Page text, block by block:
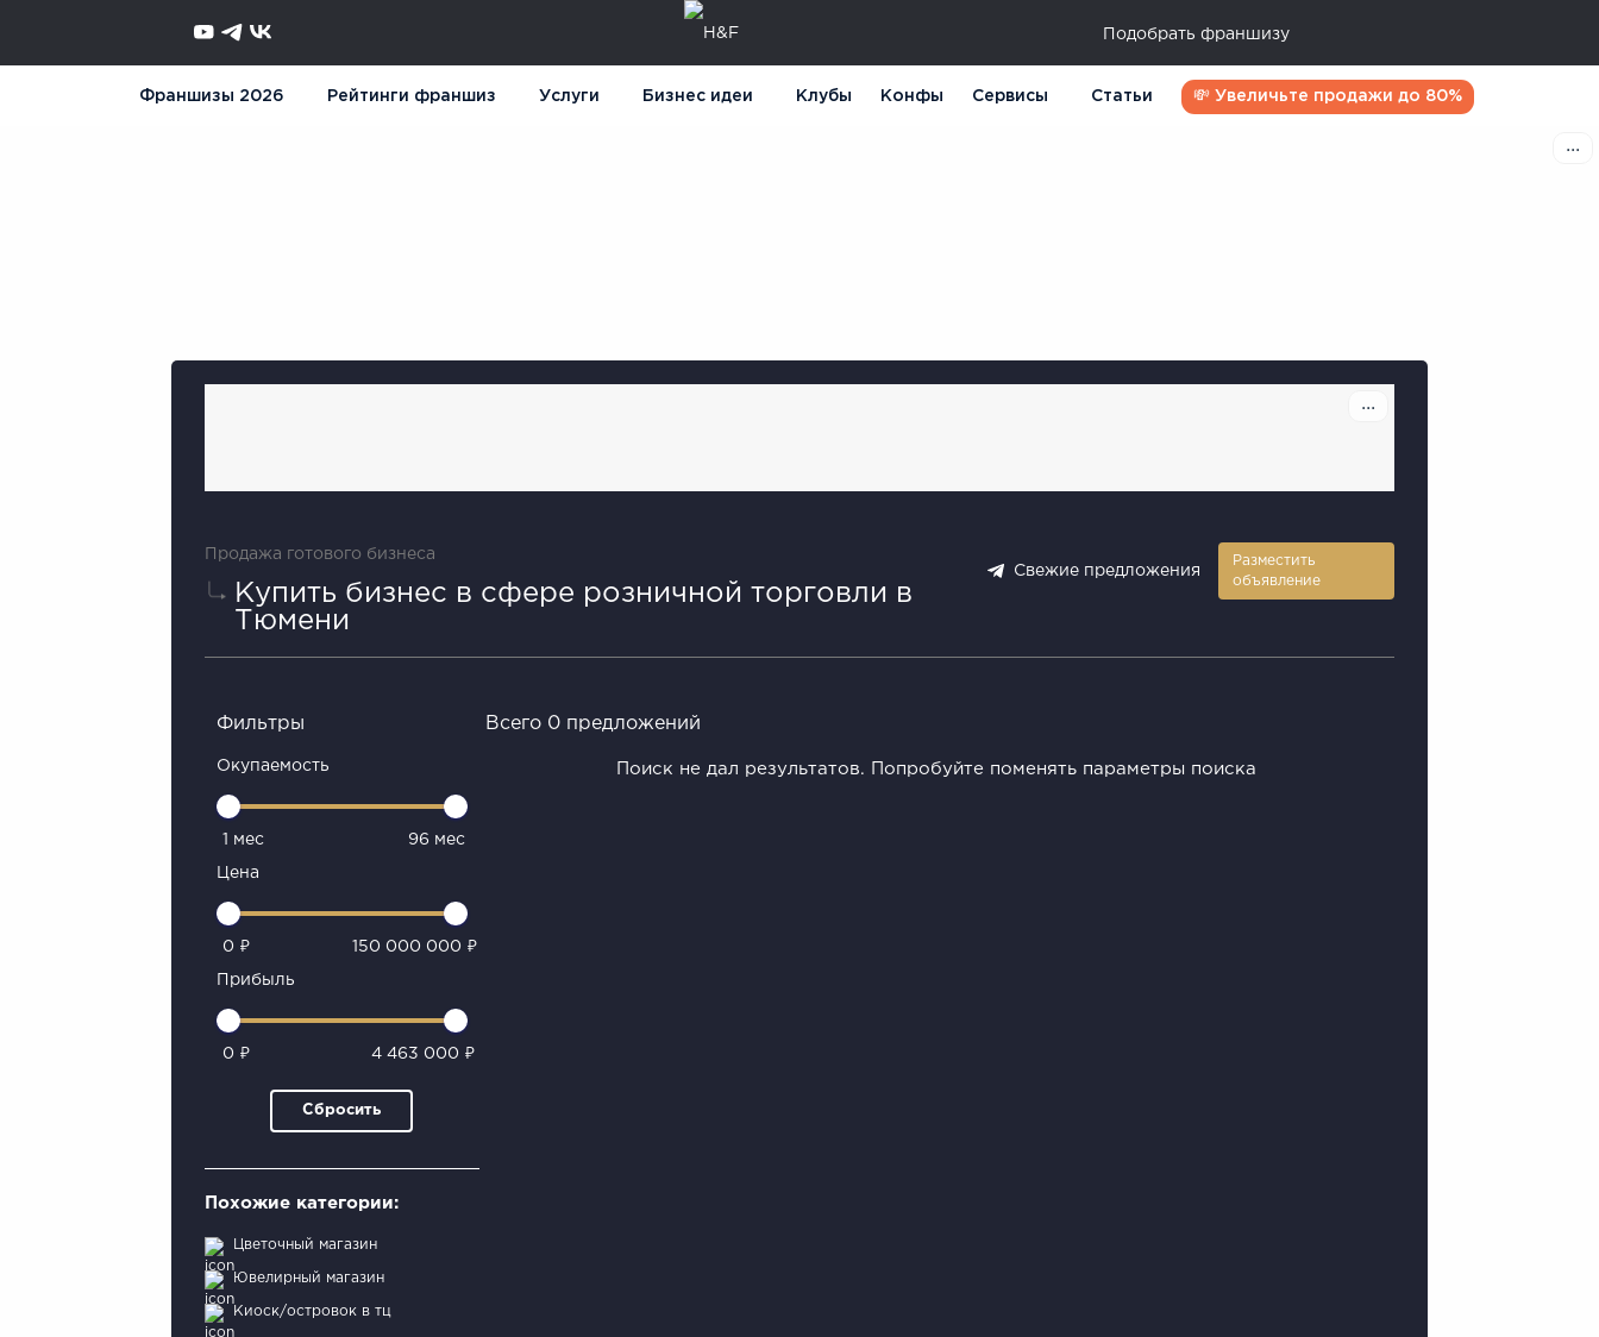
Подобрать франшизу
Франшизы 2026 Рейтинги франшиз Услуги Бизнес идеи Клубы Конфы Сервисы Статьи 💸 Увеличьте продажи до 80%
Продажа готового бизнеса
Купить бизнес в сфере розничной торговли в
Тюмени
Свежие предложения
Разместить
объявление
Фильтры
Окупаемость
1 мес 96 мес
Цена
0 ₽ 150 000 000 ₽
Прибыль
0 ₽ 4 463 000 ₽
Сбросить
Похожие категории:
Цветочный магазин
Ювелирный магазин
Киоск/островок в тц
Всего 0 предложений
Поиск не дал результатов. Попробуйте поменять параметры поиска